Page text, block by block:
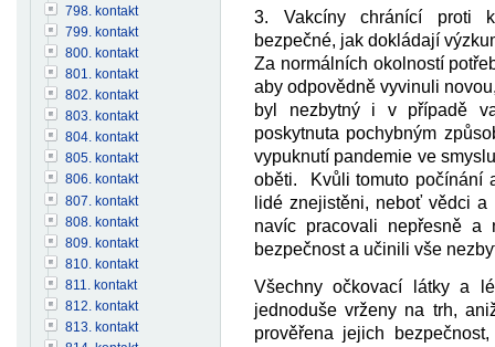
3. Vakcíny chránící proti
bezpečné, jak dokládají
Za normálních okolností
aby odpovědně vyvinuli
byl nezbytný i v případě
poskytnuta pochybným
vypuknutí pandemie ve
oběti. Kvůli tomuto počínání
lidé znejistěni, neboť vědci
navíc pracovali nepřesně a
bezpečnost a učinili vše
Všechny očkovací látky a
jednoduše vrženy na trh,
prověřena jejich
798. kontakt
799. kontakt
800. kontakt
801. kontakt
802. kontakt
803. kontakt
804. kontakt
805. kontakt
806. kontakt
807. kontakt
808. kontakt
809. kontakt
810. kontakt
811. kontakt
812. kontakt
813. kontakt